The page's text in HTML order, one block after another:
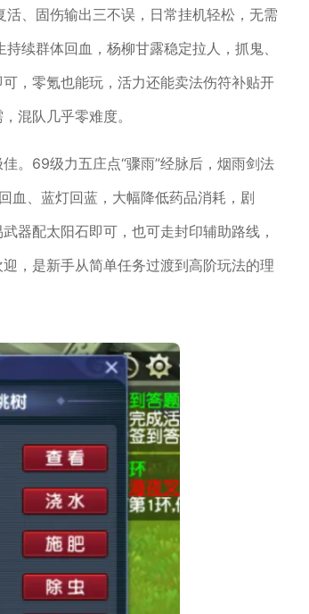
、固伤输出三不误，日常挂机轻松，无需
续群体回血，杨柳甘露稳定拉人，抓鬼、
，零氪也能玩，活力还能卖法伤符补贴开
混队几乎零难度。
。69级力五庄点“骤雨”经脉后，烟雨剑法
血、蓝灯回蓝，大幅降低药品消耗，剧
器配太阳石即可，也可走封印辅助路线，
，是新手从简单任务过渡到高阶玩法的理